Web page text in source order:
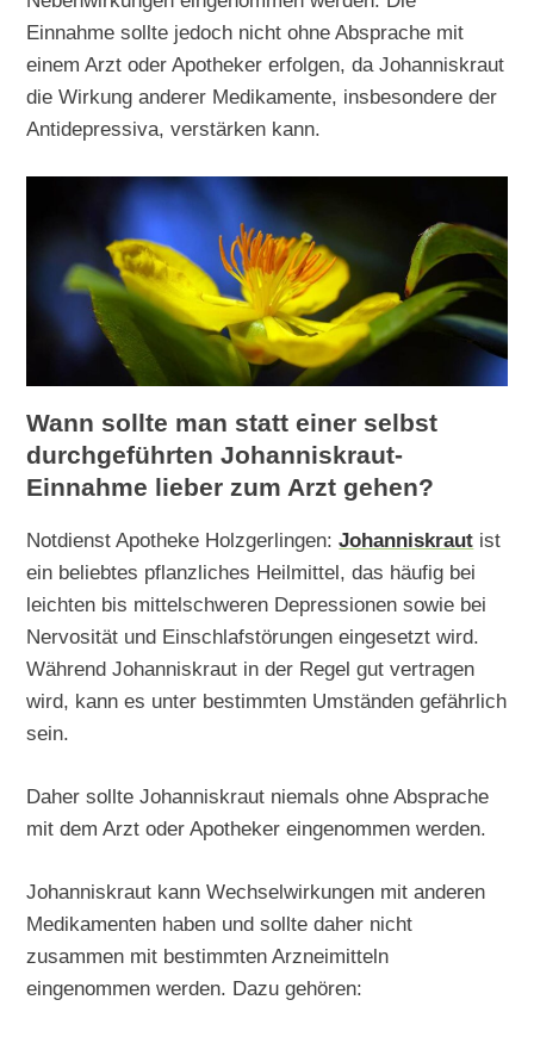
Einnahme sollte jedoch nicht ohne Absprache mit
einem Arzt oder Apotheker erfolgen, da Johanniskraut
die Wirkung anderer Medikamente, insbesondere der
Antidepressiva, verstärken kann.
Wann sollte man statt einer selbst
durchgeführten Johanniskraut-
Einnahme lieber zum Arzt gehen?
Notdienst Apotheke Holzgerlingen:Johanniskraut ist
ein beliebtes pflanzliches Heilmittel, das häufig bei
leichten bis mittelschweren Depressionen sowie bei
Nervosität und Einschlafstörungen eingesetzt wird.
Während Johanniskraut in der Regel gut vertragen
wird, kann es unter bestimmten Umständen gefährlich
sein.
Daher sollte Johanniskraut niemals ohne Absprache
mit dem Arzt oder Apotheker eingenommen werden.
Johanniskraut kann Wechselwirkungen mit anderen
Medikamenten haben und sollte daher nicht
zusammen mit bestimmten Arzneimitteln
eingenommen werden. Dazu gehören: